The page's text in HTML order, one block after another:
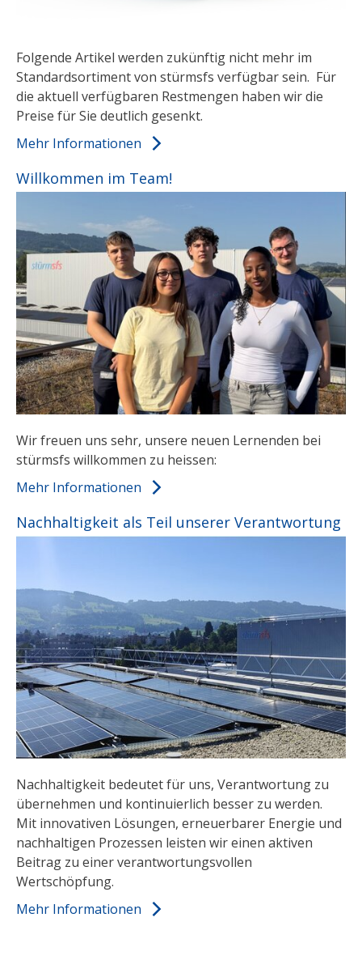
Folgende Artikel werden zukünftig nicht mehr im
Standardsortiment von stürmsfs verfügbar sein. Für
die aktuell verfügbaren Restmengen haben wir die
Preise für Sie deutlich gesenkt.
Mehr Informationen
Willkommen im Team!
Wir freuen uns sehr, unsere neuen Lernenden bei
stürmsfs willkommen zu heissen:
Mehr Informationen
Nachhaltigkeit als Teil unserer Verantwortung
Nachhaltigkeit bedeutet für uns, Verantwortung zu
übernehmen und kontinuierlich besser zu werden.
Mit innovativen Lösungen, erneuerbarer Energie und
nachhaltigen Prozessen leisten wir einen aktiven
Beitrag zu einer verantwortungsvollen
Wertschöpfung.
Mehr Informationen